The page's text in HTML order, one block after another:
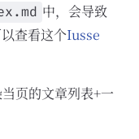
中，会导致
查看这个Iusse
页的文章列表+一